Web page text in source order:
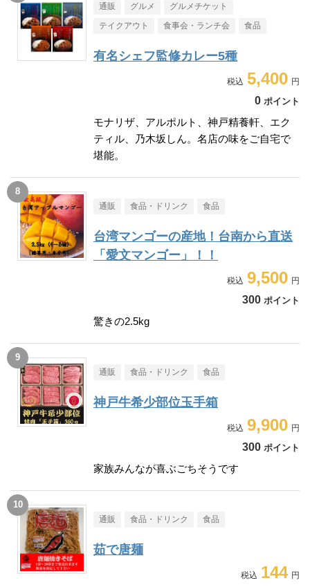
通販 グルメ グルメチケット
テイクアウト 食事会・ランチ会 食品
有名シェフ監修カレー5種
5,400
0 ポイント
モナリザ、アルポルト、神戸精養軒、エク
ティル、乃木坂しん。名店の味をご自宅で
堪能。
通販 食品・ドリンク 食品
台湾マンゴーの産地！台南から直送
「愛文マンゴー」！！
9,500
300 ポイント
驚きの2.5kg
通販 食品・ドリンク 食品
神戸牛希少部位玉手箱
9,900
300 ポイント
家族みんなが喜ぶごちそうです
通販 食品・ドリンク 食品
茹で唐麺
144